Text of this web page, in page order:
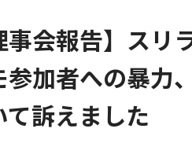
事会報告】ス
参加者への暴力
訴えました